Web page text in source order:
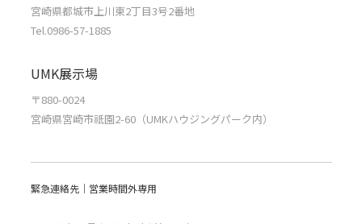
宮崎県都城市上川東2丁目3号2番地
Tel.0986-57-1885
UMK展示場
〒880-0024
宮崎県宮崎市祇園2-60（UMKハウジングパーク内）
緊急連絡先｜営業時間外専用